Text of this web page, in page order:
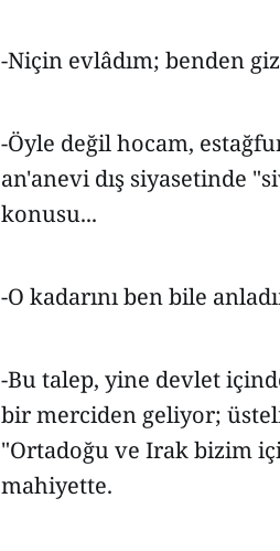
-Niçin evlâdım; benden
-Öyle değil hocam,
an'anevi dış siyasetinde
konusu...
-O kadarını ben bile
-Bu talep, yine devlet
bir merciden geliyor;
"Ortadoğu ve Irak bizim
mahiyette.